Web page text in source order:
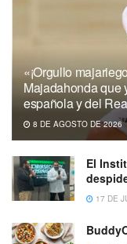
«¡Orgullo
Majadahonda que
española y del
8 DE AGOSTO DE 2026
El
17 DE